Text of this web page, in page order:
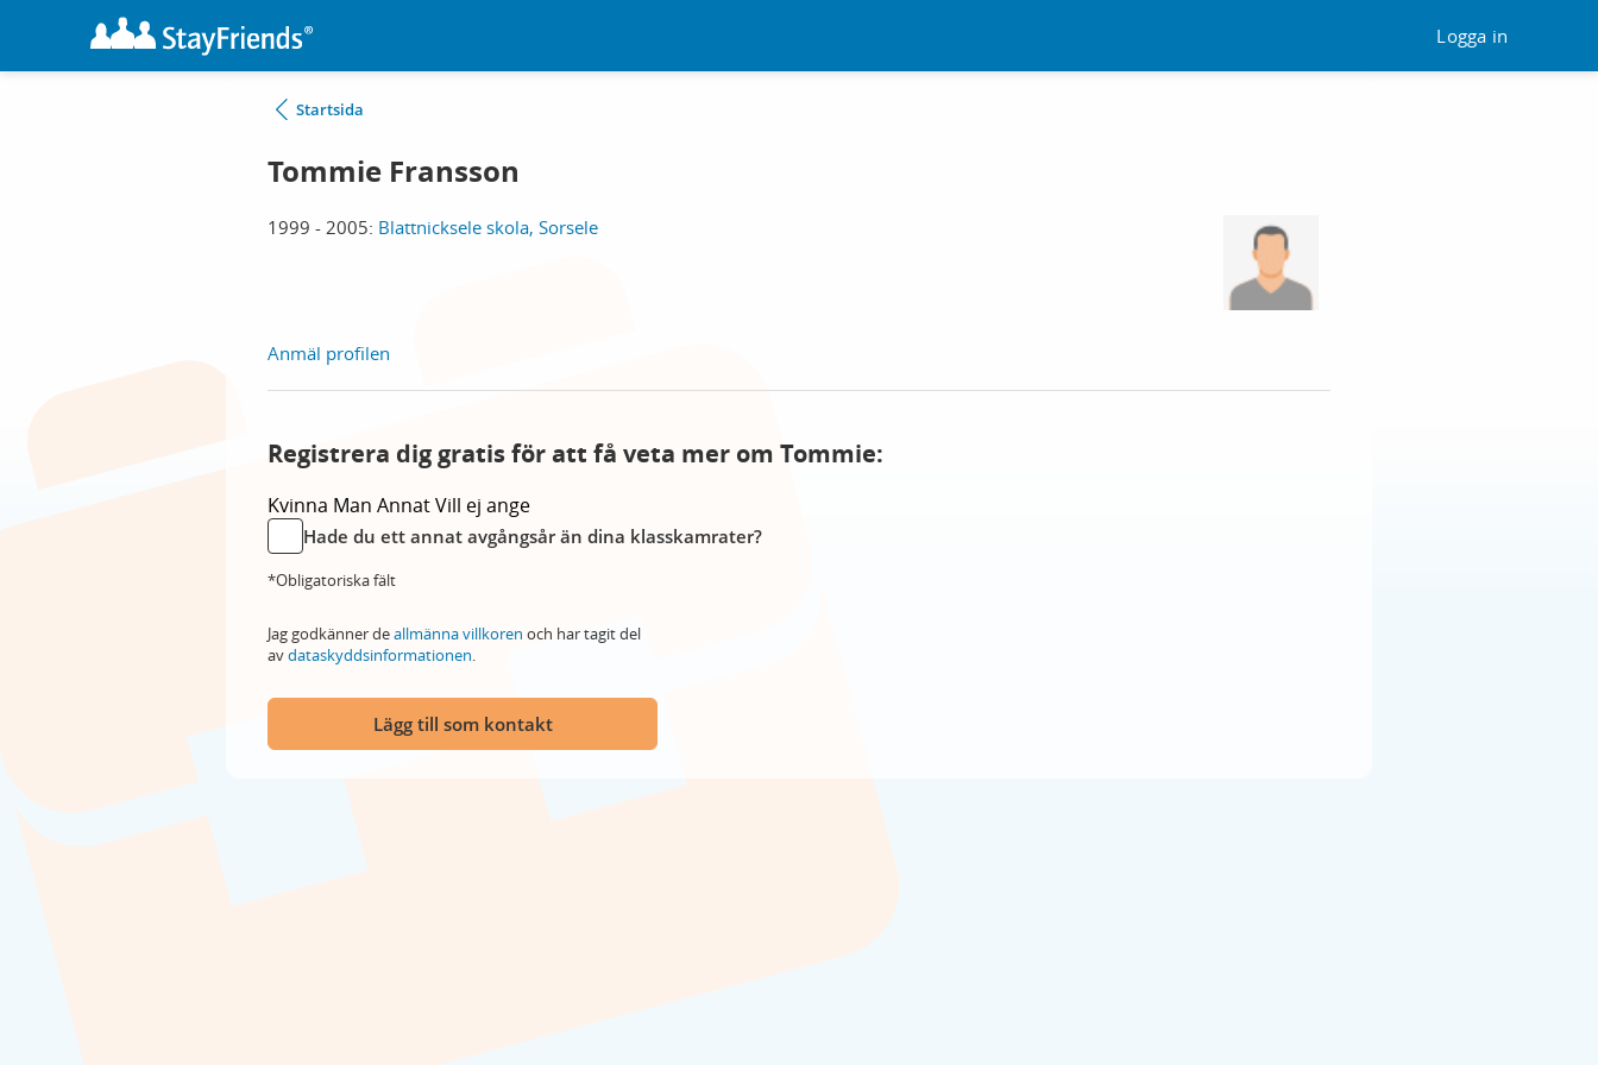
Logga in
Startsida
Tommie Fransson
1999 - 2005: Blattnicksele skola, Sorsele
Anmäl profilen
Registrera dig gratis för att få veta mer om Tommie:
Kvinna Man AnnatVill ej ange
Hade du ett annat avgångsår än dina klasskamrater?
*Obligatoriska fält
Jag godkänner deallmänna villkoren och har tagit del
avdataskyddsinformationen.
Lägg till som kontakt